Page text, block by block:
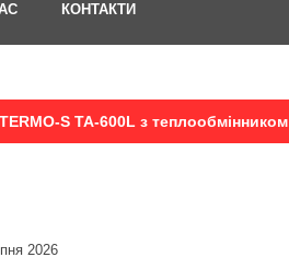
КОНТАКТИ
S TA-600L з теплообмінником
2026